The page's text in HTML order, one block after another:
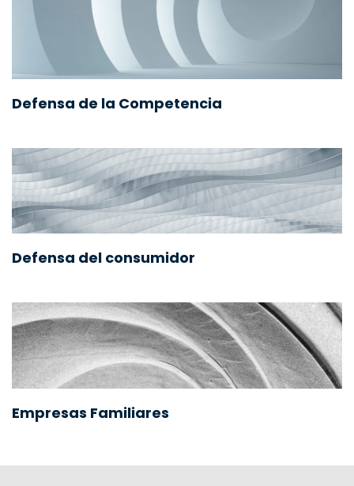
Defensa de la Competencia
Defensa del consumidor
Empresas Familiares